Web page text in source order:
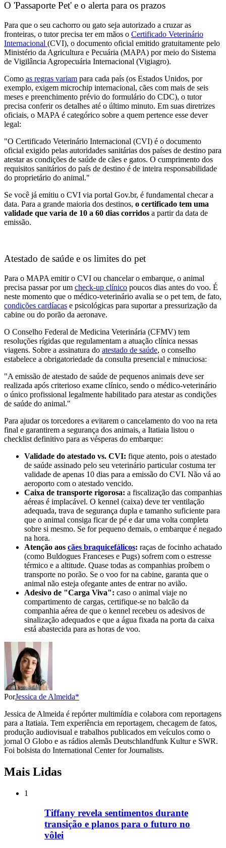
O 'Passaporte Pet' e o alerta para os prazos
Para que o seu cachorro ou gato seja autorizado a cruzar as
fronteiras, o tutor precisa ter em mãos o Certificado Veterinário
Internacional (CVI), o documento oficial emitido gratuitamente pelo
Ministério da Agricultura e Pecuária (MAPA) por meio do Sistema
de Vigilância Agropecuária Internacional (Vigiagro).
Como as regras variam para cada país (os Estados Unidos, por
exemplo, exigem microchip internacional, cães com mais de seis
meses e preenchimento prévio do formulário do CDC), o tutor
precisa conferir os detalhes até o último minuto. Em suas diretrizes
oficiais, o MAPA é categórico sobre a quem pertence esse dever
legal:
"O Certificado Veterinário Internacional (CVI) é o documento
oficial exigido pelas autoridades sanitárias dos países de destino para
atestar as condições de saúde de cães e gatos. O cumprimento dos
requisitos sanitários do país de destino é de inteira responsabilidade
do proprietário do animal."
Se você já emitiu o CVI via portal Gov.br, é fundamental checar a
data. Para a grande maioria dos destinos, o certificado tem uma
validade que varia de 10 a 60 dias corridos a partir da data de
emissão.
Atestado de saúde e os limites do pet
Para o MAPA emitir o CVI ou chancelar o embarque, o animal
precisa passar por um check-up clínico poucos dias antes do voo. É
neste momento que o médico-veterinário avalia se o pet tem, de fato,
condições cardíacas e psicológicas para suportar a pressurização da
cabine ou do porão da aeronave.
O Conselho Federal de Medicina Veterinária (CFMV) tem
resoluções rígidas que regulamentam a atuação clínica nessas
viagens. Sobre a assinatura do atestado de saúde, o conselho
estabelece a obrigatoriedade da consulta presencial e minuciosa:
"A emissão de atestado de saúde de pequenos animais deve ser
realizada após criterioso exame clínico, sendo o médico-veterinário
o único profissional legalmente habilitado para atestar as condições
de saúde do animal."
Para ajudar os torcedores a evitarem o cancelamento do voo na reta
final e garantirem a segurança dos animais, a Itatiaia listou o
checklist definitivo para as vésperas do embarque:
Validade do atestado vs. CVI: fique atento, pois o atestado
de saúde assinado pelo seu veterinário particular costuma ter
validade de apenas 10 dias para a emissão do CVI. Não vá ao
aeroporto com o atestado vencido.
Caixa de transporte rigorosa: a fiscalização das companhias
aéreas é implacável. O kennel (caixa) deve ter ventilação
adequada, trava de segurança dupla e tamanho suficiente para
que o animal consiga ficar de pé e dar uma volta completa
sobre si mesmo. Se for pequeno demais, o embarque é negado
na hora.
Atenção aos cães braquicefálicos: raças de focinho achatado
(como Buldogues Franceses e Pugs) sofrem com o estresse
térmico e a altitude. Quase todas as companhias proíbem o
transporte no porão. Se o voo for na cabine, garanta que o
animal não esteja ofegante antes de entrar no avião.
Adesivo de "Carga Viva": caso o animal viaje no
compartimento de cargas, certifique-se no balcão da
companhia aérea de que o kennel recebeu os adesivos de
sinalização adequados e que a água fixada na porta da caixa
está abastecida para as horas de voo.
PorJessica de Almeida*
Jessica de Almeida é repórter multimídia e colabora com reportagens
para a Itatiaia. Tem experiência em reportagem, checagem de fatos,
produção audiovisual e trabalhos publicados em veículos como o
jornal O Globo e as rádios alemãs Deutschlandfunk Kultur e SWR.
Foi bolsista do International Center for Journalists.
Mais Lidas
1
Tiffany revela sentimentos durante
transição e planos para o futuro no
vôlei